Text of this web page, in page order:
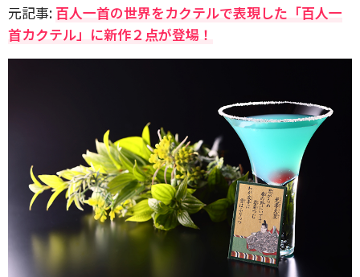
元記事: 百人一首の世界をカクテルで表現した「百人一
首カクテル」に新作２点が登場！